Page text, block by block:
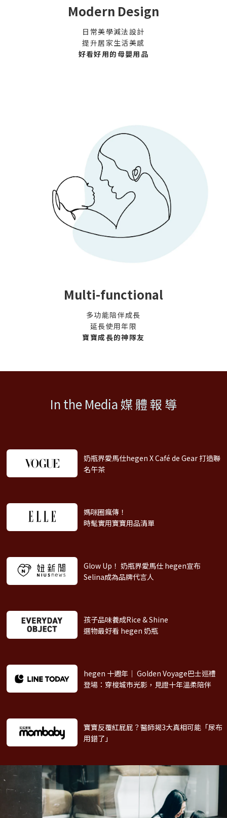
Modern Design
日常美學減法設計
提升居家生活美感
好看好用的母嬰用品
Multi-functional
多功能陪伴成長
延長使用年限
寶寶成長的神隊友
In the Media 媒 體 報 導
奶瓶界愛馬仕hegen X Café de Gear打造聯
名午茶
媽咪圈瘋傳！
時髦實用寶寶用品清單
Glow Up！ 奶瓶界愛馬仕 hegen宣布
Selina成為品牌代言人
孩子品味養成Rice & Shine
選物最好看 hegen 奶瓶
hegen 十週年｜ Golden Voyage巴士巡禮
登場：穿梭城市光影，見證十年溫柔陪伴
寶寶反覆紅屁屁？醫師揭3大真相可能「尿布
用錯了」